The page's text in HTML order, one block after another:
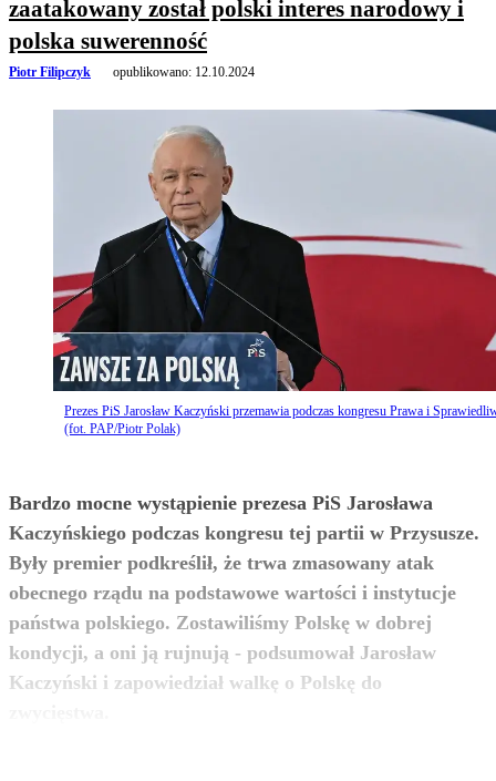
zaatakowany został polski interes narodowy i
polska suwerenność
Piotr Filipczyk opublikowano: 12.10.2024
Prezes PiS Jarosław Kaczyński przemawia podczas kongresu Prawa i
(fot. PAP/Piotr Polak)
Bardzo mocne wystąpienie prezesa PiS Jarosława
Kaczyńskiego podczas kongresu tej partii w Przysusze.
Były premier podkreślił, że trwa zmasowany atak
obecnego rządu na podstawowe wartości i instytucje
państwa polskiego. Zostawiliśmy Polskę w dobrej
kondycji, a oni ją rujnują - podsumował Jarosław
Kaczyński i zapowiedział walkę o Polskę do
zobacz więcej